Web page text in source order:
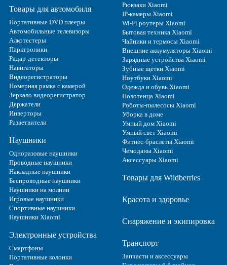
Товары для автомобиля
Портативные DVD плееры
Автомобильные телевизоры
Алкотестеры
Парктроники
Радар-детекторы
Навигаторы
Видеорегистраторы
Номерная рамка с камерой
Зеркало видеорегистратор
Держатели
Инверторы
Разветвители
Наушники
Одноразовые наушники
Проводные наушники
Накладные наушники
Беспроводные наушники
Наушники на молнии
Игровые наушники
Спортивные наушники
Наушники Xiaomi
Электронные устройства
Смартфоны
Портативные колонки
Рюкзаки Xiaomi
IP-камеры Xiaomi
Wi-Fi роутеры Xiaomi
Бытовая техника Xiaomi
Чайники и термосы Xiaomi
Внешние аккумуляторы Xiaomi
Зарядные устройства Xiaomi
Зубные щетки Xiaomi
Ноутбуки Xiaomi
Одежда и обувь Xiaomi
Полотенца Xiaomi
Роботы-пылесосы Xiaomi
Уборка в доме
Умный дом Xiaomi
Умный свет Xiaomi
Фитнес-браслеты Xiaomi
Чемоданы Xiaomi
Аксессуары Xiaomi
Товары для Wildberries
Красота и здоровье
Снаряжение и экипировка
Транспорт
Запчасти и аксессуары